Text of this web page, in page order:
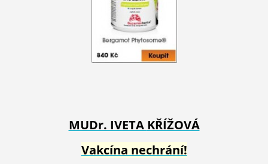
MUDr. IVETA KŘÍŽOVÁ
Vakcína nechrání!